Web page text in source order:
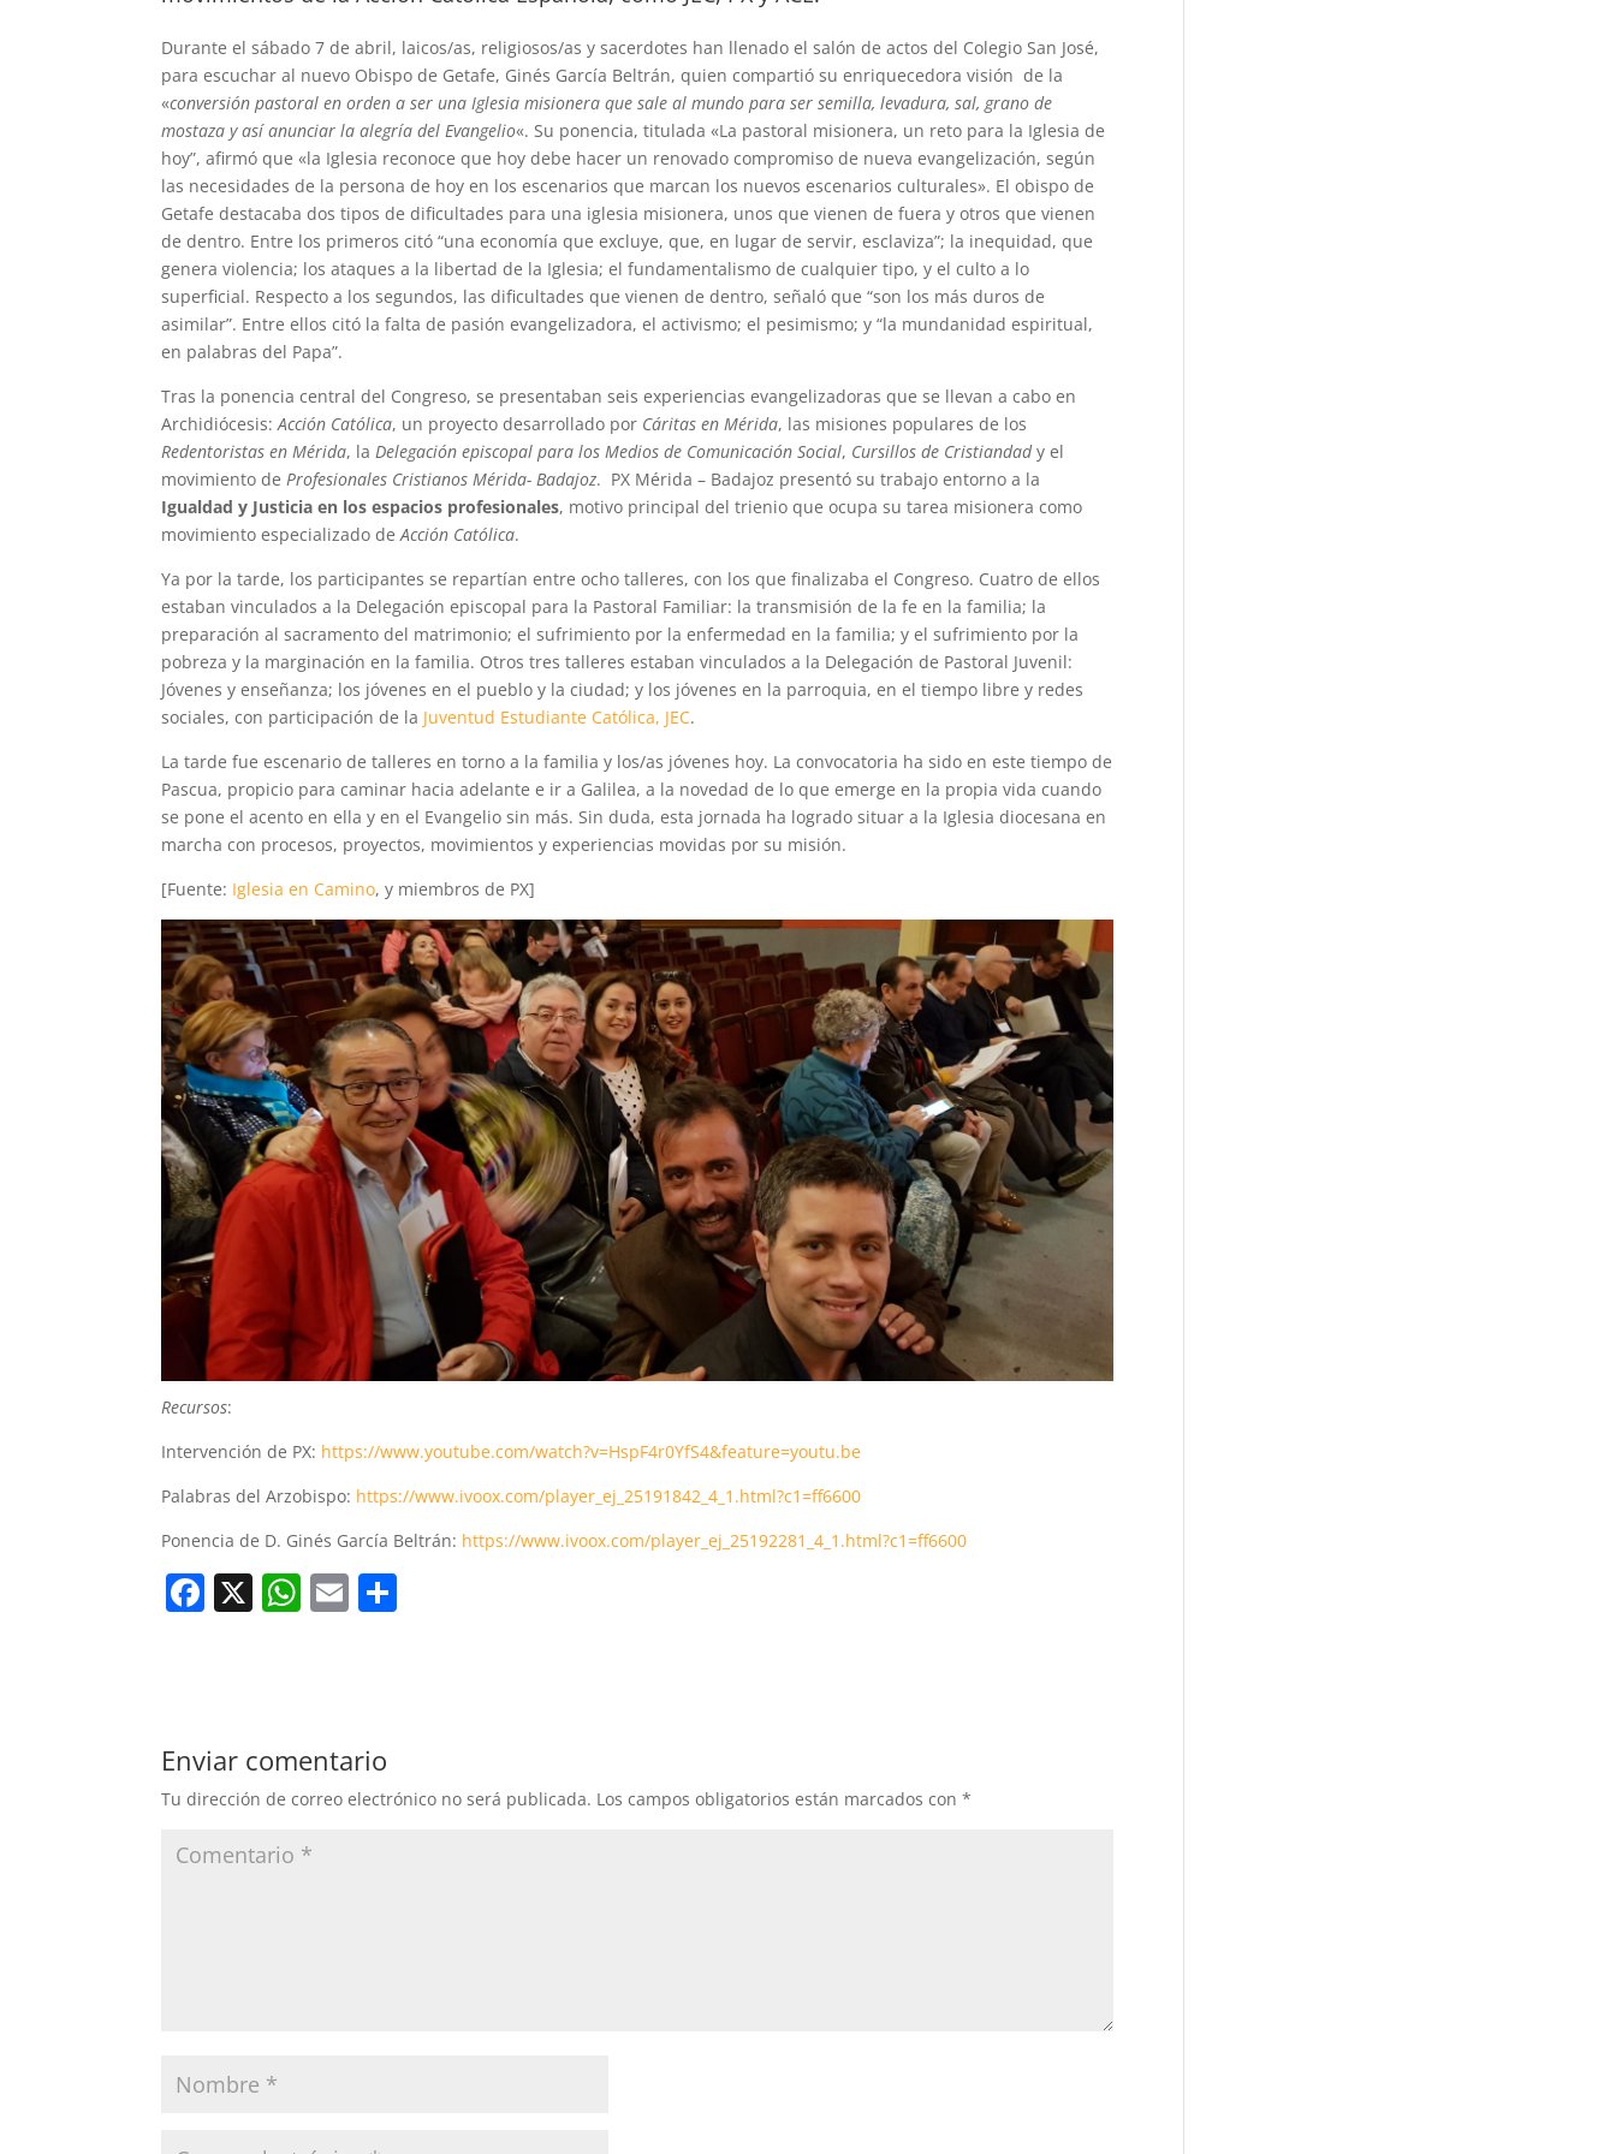
Durante el sábado 7 de abril, laicos/as, religiosos/as y sacerdotes han llenado el salón de actos del Colegio San José,
para escuchar al nuevo Obispo de Getafe, Ginés García Beltrán, quien compartió su enriquecedora visión de la
«conversión pastoral en orden a ser una Iglesia misionera que sale al mundo para ser semilla, levadura, sal, grano de
mostaza y así anunciar la alegría del Evangelio«. Su ponencia, titulada «La pastoral misionera, un reto para la Iglesia de
hoy”, afirmó que «la Iglesia reconoce que hoy debe hacer un renovado compromiso de nueva evangelización, según
las necesidades de la persona de hoy en los escenarios que marcan los nuevos escenarios culturales». El obispo de
Getafe destacaba dos tipos de dificultades para una iglesia misionera, unos que vienen de fuera y otros que vienen
de dentro. Entre los primeros citó “una economía que excluye, que, en lugar de servir, esclaviza”; la inequidad, que
genera violencia; los ataques a la libertad de la Iglesia; el fundamentalismo de cualquier tipo, y el culto a lo
superficial. Respecto a los segundos, las dificultades que vienen de dentro, señaló que “son los más duros de
asimilar”. Entre ellos citó la falta de pasión evangelizadora, el activismo; el pesimismo; y “la mundanidad espiritual,
en palabras del Papa”.
Tras la ponencia central del Congreso, se presentaban seis experiencias evangelizadoras que se llevan a cabo en
Archidiócesis:Acción Católica, un proyecto desarrollado por Cáritas en Mérida, las misiones populares de los
Redentoristas en Mérida, la Delegación episcopal para los Medios de Comunicación Social, Cursillos de Cristiandady el
movimiento de Profesionales Cristianos Mérida- Badajoz. PX Mérida – Badajoz presentó su trabajo entorno a la
Igualdad y Justicia en los espacios profesionales, motivo principal del trienio que ocupa su tarea misionera como
movimiento especializado deAcción Católica.
Ya por la tarde, los participantes se repartían entre ocho talleres, con los que finalizaba el Congreso. Cuatro de ellos
estaban vinculados a la Delegación episcopal para la Pastoral Familiar: la transmisión de la fe en la familia; la
preparación al sacramento del matrimonio; el sufrimiento por la enfermedad en la familia; y el sufrimiento por la
pobreza y la marginación en la familia. Otros tres talleres estaban vinculados a la Delegación de Pastoral Juvenil:
Jóvenes y enseñanza; los jóvenes en el pueblo y la ciudad; y los jóvenes en la parroquia, en el tiempo libre y redes
sociales, con participación de la Juventud Estudiante Católica, JEC.
La tarde fue escenario de talleres en torno a la familia y los/as jóvenes hoy. La convocatoria ha sido en este tiempo de
Pascua, propicio para caminar hacia adelante e ir a Galilea, a la novedad de lo que emerge en la propia vida cuando
se pone el acento en ella y en el Evangelio sin más. Sin duda, esta jornada ha logrado situar a la Iglesia diocesana en
marcha con procesos, proyectos, movimientos y experiencias movidas por su misión.
[Fuente: Iglesia en Camino, y miembros de PX]
Recursos:
Intervención de PX: https://www.youtube.com/watch?v=HspF4r0YfS4&feature=youtu.be
Palabras del Arzobispo: https://www.ivoox.com/player_ej_25191842_4_1.html?c1=ff6600
Ponencia de D. Ginés García Beltrán: https://www.ivoox.com/player_ej_25192281_4_1.html?c1=ff6600
F
b
o
o
k
X W
A
p
p
E
tir
Enviar comentario
Tu dirección de correo electrónico no será publicada. Los campos obligatorios están marcados con*